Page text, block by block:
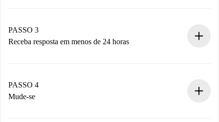
Não cobramos nada até que o proprietário confirme.
PASSO 3
Receba resposta em menos de 24 horas
proprietário.
Se recusada: não cobraremos nada e ofereceremos
PASSO 4
Mude-se